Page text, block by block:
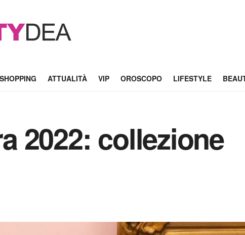
SHOPPING ATTUALITÀ VIP OROSCOPO LIFESTYLE
2022: collezione